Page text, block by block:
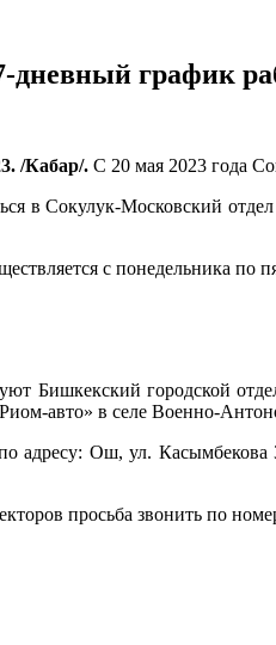
дневный график
/Кабар/. С 20 мая 2023 года
в Сокулук-Московский
с понедельника по
Бишкекский городской
авто» в селе Военно-
адресу: Ош, ул.
просьба звонить по